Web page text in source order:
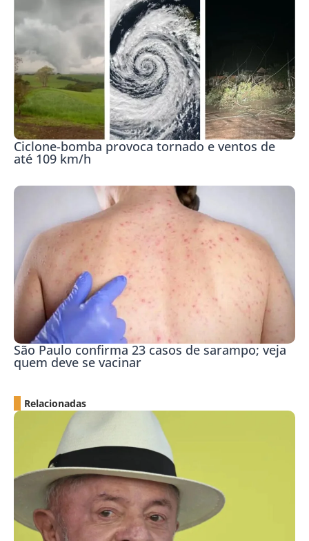
Ciclone-bomba provoca tornado e ventos de
até 109 km/h
São Paulo confirma 23 casos de sarampo; veja
quem deve se vacinar
Relacionadas